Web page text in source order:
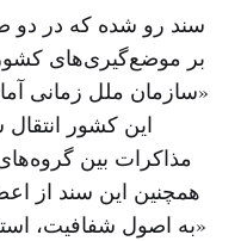
سند رو شده که در
بر موضع‌گیری‌های
«سازمان ملل زمانی
این کشور
مذاکرات بین
همچنین این سند از
«به اصول شفافیت،